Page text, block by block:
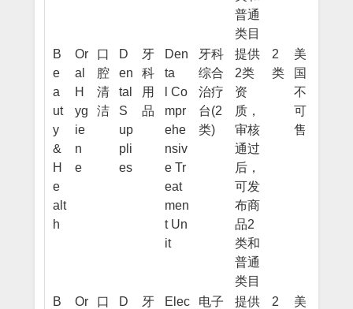
普通
类目
B
e
a
ut
y
&
H
e
alt
h
Or
al
H
yg
ie
n
e
口
腔
清
洁
D
en
tal
S
up
pli
es
牙
科
用
品
Den
ta
l Co
mpr
ehe
nsiv
e Tr
eat
men
t Un
it
牙科
综合
治疗
台(2
类)
提供
2类
资
质，
审核
通过
后，
可发
布商
品2
类和
普通
类目
2
类
美
国
不
可
售
B
Or
口
D
牙
Elec
电子
提供
2
美